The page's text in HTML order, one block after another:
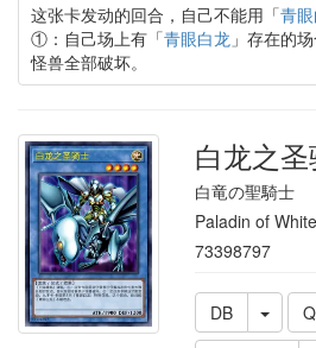
这张卡发动的回合，自己不能用「青
①：自己场上有「青眼白龙 」存在的
怪兽全部破坏。
白龙之
白竜の聖騎士
Paladin of
73398797
DB